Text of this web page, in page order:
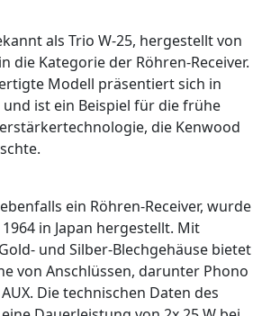
als Trio W-25, hergestellt von
die Kategorie der Röhren-Receiver.
Modell präsentiert sich in
ist ein Beispiel für die frühe
die Kenwood
ein Röhren-Receiver, wurde
in Japan hergestellt. Mit
und Silber-Blechgehäuse bietet
von Anschlüssen, darunter Phono
Die technischen Daten des